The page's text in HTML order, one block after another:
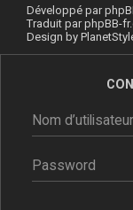
Développé par
Traduit parphpBB-
Design by